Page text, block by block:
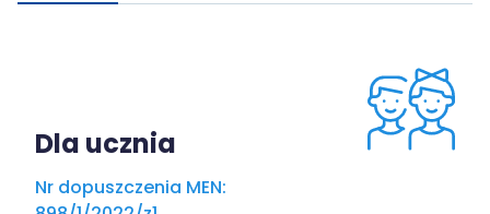
Dla ucznia
Nr dopuszczenia MEN: